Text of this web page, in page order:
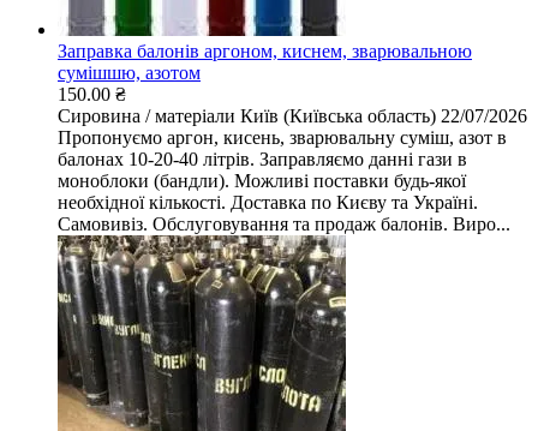
Заправка балонів аргоном, киснем, зварювальною
сумішшю, азотом
150.00 ₴
Сировина / матеріали Київ (Київська область) 22/07/2026
Пропонуємо аргон, кисень, зварювальну суміш, азот в
балонах 10-20-40 літрів. Заправляємо данні гази в
моноблоки (бандли). Можливі поставки будь-якої
необхідної кількості. Доставка по Києву та Україні.
Самовивіз. Обслуговування та продаж балонів. Виро...